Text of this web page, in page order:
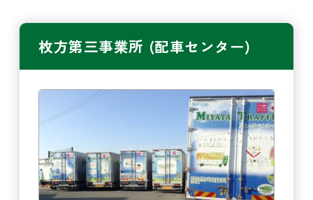
枚方第三事業所 (配車センター)